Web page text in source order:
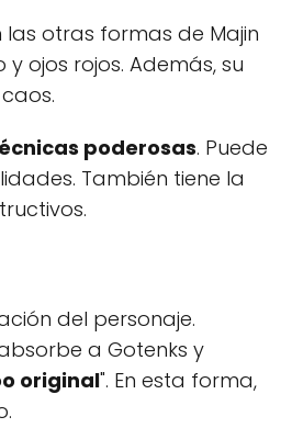
otras formas de Majin
ojos rojos. Además, su
poderosas. Puede
También tiene la
del personaje.
a Gotenks y
original". En esta forma,